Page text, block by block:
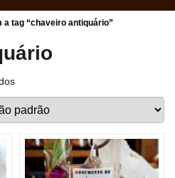
a tag “chaveiro antiquário”